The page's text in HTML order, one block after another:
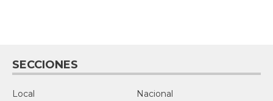
SECCIONES
Local
Nacional